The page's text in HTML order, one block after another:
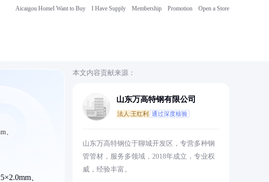
Aicaigou HomeI Want to Buy I Have Supply Membership Promotion Open a Store
、
、
本文内容贡献来源：
山东万高特钢有限公司
法人:王红利 通过深度核验
山东万高特钢位于聊城开发区，专营多种钢
管管材，服务多领域，2018年成立，专业权
威，经验丰富。